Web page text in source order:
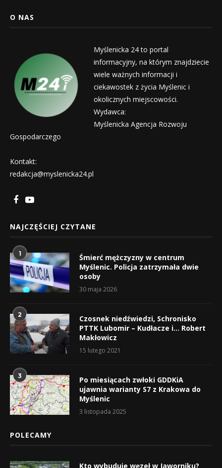
O NAS
Myślenicka 24 to portal
informacyjny, na którym znajdziecie
wiele ważnych informacji i
ciekawostek z życia Myślenic i
okolicznych miejscowości.
Wydawca:
Myślenicka Agencja Rozwoju
Gospodarczego
Kontakt:
redakcja@myslenicka24.pl
NAJCZĘŚCIEJ CZYTANE
1
Śmierć mężczyzny w centrum
Myślenic. Policja zatrzymała dwie
osoby
30 maja 2026
2
Czosnek niedźwiedzi, Schronisko
PTTK Lubomir – Kudłacze i… Robert
Makłowicz
15 lutego 2021
3
Po miesiącach zwłoki GDDKiA
ujawnia warianty S7 z Krakowa do
Myślenic
3 listopada 2025
POLECAMY
Kto wybuduje węzeł w Jaworniku?